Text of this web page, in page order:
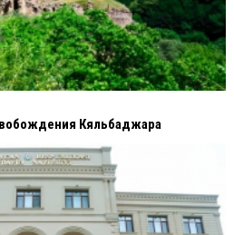
Кяльбаджара